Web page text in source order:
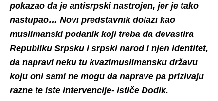
pokazao da je antisrpski nastrojen, jer je tako
nastupao… Novi predstavnik dolazi kao
muslimanski podanik koji treba da devastira
Republiku Srpsku i srpski narod i njen identitet,
da napravi neku tu kvazimuslimansku državu
koju oni sami ne mogu da naprave pa prizivaju
razne te iste intervencije- ističe Dodik.